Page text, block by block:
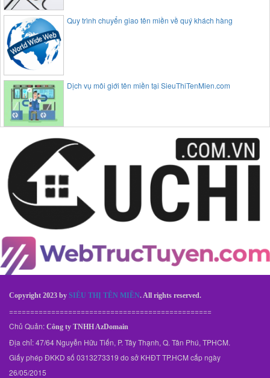
Quy trình chuyển giao tên miền về quý khách hàng
Dịch vụ môi giới tên miền tại SieuThiTenMien.com
Copyright 2023 by SIÊU THỊ TÊN MIỀN. All rights reserved.
================================================
Chủ Quản: Công ty TNHH AzDomain
Địa chỉ: 47/64 Nguyễn Hữu Tiến, P. Tây Thạnh, Q. Tân Phú, TPHCM.
Giấy phép ĐKKD số 0313273319 do sở KHĐT TP.HCM cấp ngày
26/05/2015